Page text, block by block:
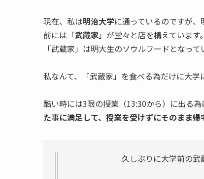
現在、私は明治大学に通っているのですが
前には「武蔵家」が堂々と店を構えていま
「武蔵家」は明大生のソウルフードとなっ
私なんて、「武蔵家」を食べる為だけに大学
酷い時には3限の授業（13:30から）に出る
た事に満足して、授業を受けずにそのまま
久しぶりに大学前の武